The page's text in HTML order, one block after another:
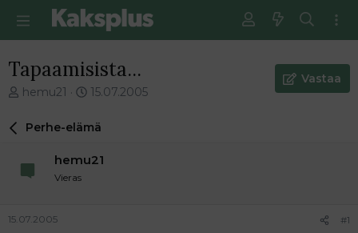
Tapaamisista...
V
e
i
t
hemu21
E
s
m
15.07.2005
Vastaa
Perhe-elämä
hemu21
Vieras
15.07.2005 #1